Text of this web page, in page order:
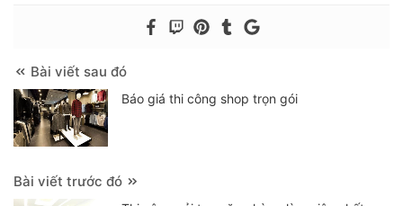
Bài viết sau đó
Báo giá thi công shop trọn gói
Bài viết trước đó